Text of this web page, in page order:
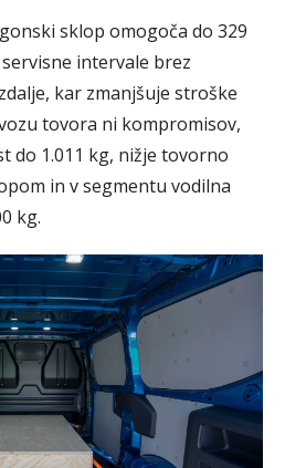
sklop omogoča do 329
intervale brez
kar zmanjšuje stroške
tovora ni kompromisov,
do 1.011 kg, nižje tovorno
in v segmentu vodilna
kg.